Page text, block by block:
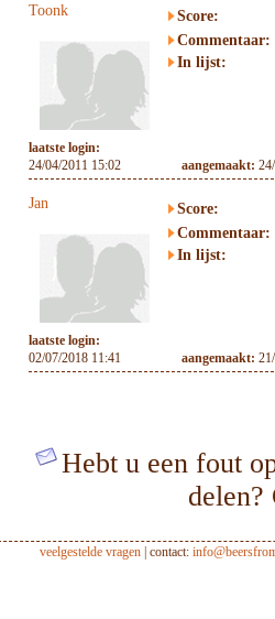
Toonk
Score:
Commentaar:
In lijst:
laatste login:
24/04/2011 15:02
aangemaakt:
Jan
Score:
Commentaar:
In lijst:
laatste login:
02/07/2018 11:41
aangemaakt:
Hebt u een fout
veelgestelde vragen| contact: